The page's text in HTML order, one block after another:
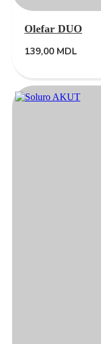
Olefar DUO
139,00 MDL